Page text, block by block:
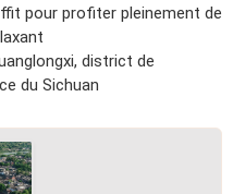
pour profiter pleinement de
district de
du Sichuan